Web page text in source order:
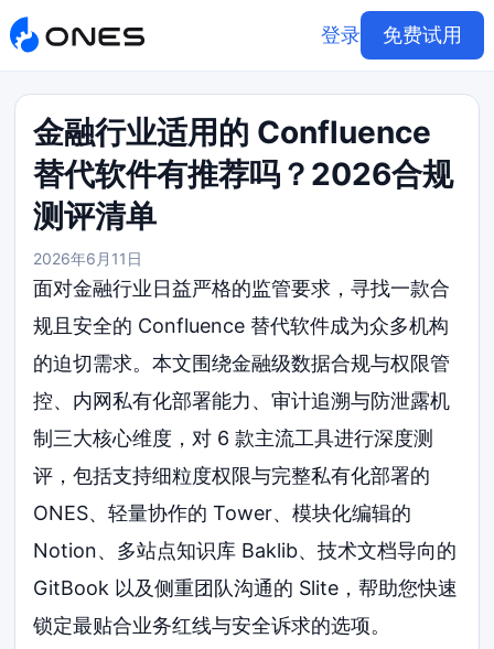
登录 免费试用
金融行业适用的 Confluence
替代软件有推荐吗？2026合规
测评清单
2026年6月11日
面对金融行业日益严格的监管要求，寻找一款合
规且安全的 Confluence 替代软件成为众多机构
的迫切需求。本文围绕金融级数据合规与权限管
控、内网私有化部署能力、审计追溯与防泄露机
制三大核心维度，对 6 款主流工具进行深度测
评，包括支持细粒度权限与完整私有化部署的
ONES、轻量协作的 Tower、模块化编辑的
Notion、多站点知识库 Baklib、技术文档导向的
GitBook 以及侧重团队沟通的 Slite，帮助您快速
锁定最贴合业务红线与安全诉求的选项。